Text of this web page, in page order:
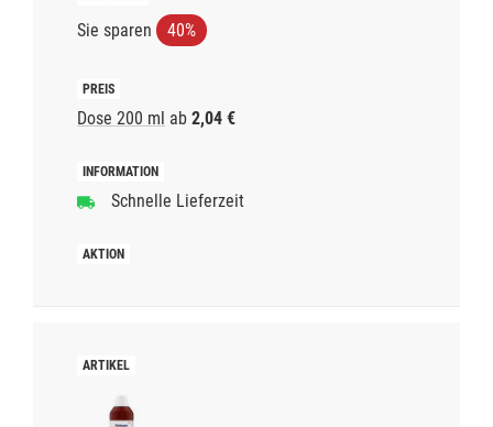
Sie sparen 40%
Dose 200 ml ab 2,04 €
Schnelle Lieferzeit